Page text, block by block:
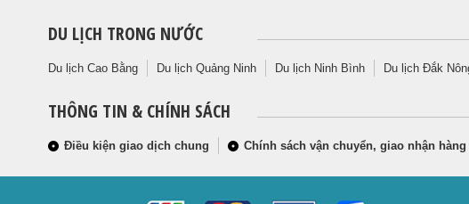
DU LỊCH TRONG NƯỚC
Du lịch Cao Bằng Du lịch Quảng Ninh Du lịch Ninh Bình Du lịch Đắk
THÔNG TIN & CHÍNH SÁCH
Điều kiện giao dịch chung Chính sách vận chuyển, giao nhận